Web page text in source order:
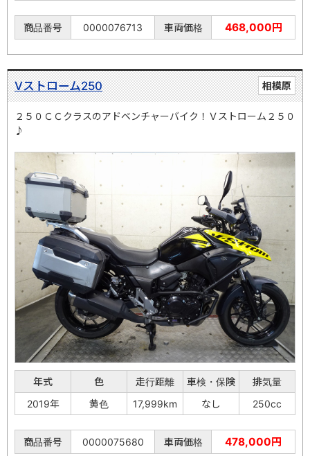
商品番号 0000076713 車両価格 468,000円
相模原
Vストローム250
２５０ＣＣクラスのアドベンチャーバイク！Ｖストローム２５０
♪
年式 色 走行距離 車検・保険
排気量
2019年
黄色 17,999km なし 250cc
商品番号 0000075680 車両価格 478,000円